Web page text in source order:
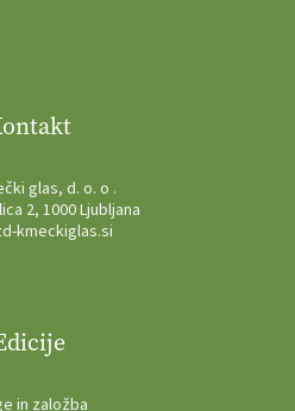
glas, d. o. o .
2, 1000 Ljubljana
kmeckiglas.si
in založba